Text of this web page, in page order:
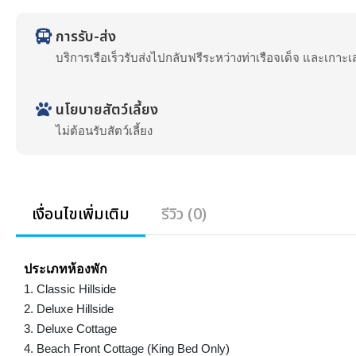
การรับ-ส่ง
บริการเรือเร็วรับส่งไปกลับฟรีระหว่างท่าเรือจเด็จ และเกาะ
นโยบายสัตว์เลี้ยง
ไม่ต้อนรับสัตว์เลี้ยง
เงื่อนไขเพิ่มเติม รีวิว (0)
ประเภทห้องพัก
1. Classic Hillside
2. Deluxe Hillside
3. Deluxe Cottage
4. Beach Front Cottage (King Bed Only)